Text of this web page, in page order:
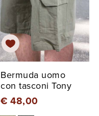
Bermuda uomo
con tasconi Tony
€ 48,00